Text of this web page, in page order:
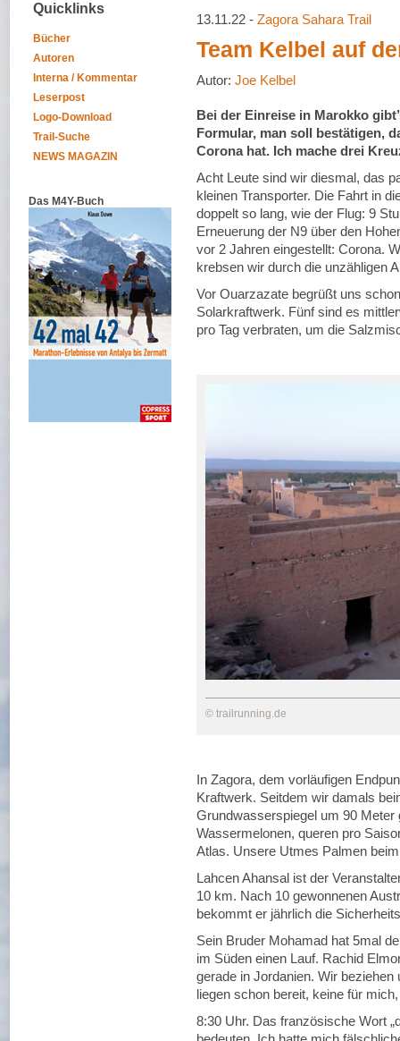
Quicklinks
Bücher
Autoren
Interna / Kommentar
Leserpost
Logo-Download
Trail-Suche
NEWS MAGAZIN
Das M4Y-Buch
13.11.22 - Zagora Sahara Trail
Team Kelbel auf
Autor: Joe Kelbel
Bei der Einreise in Marokko
Formular, man soll bestätigen,
Corona hat. Ich mache drei
Acht Leute sind wir diesmal, das
kleinen Transporter. Die Fahrt in
doppelt so lang, wie der Flug: 9
Erneuerung der N9 über den
vor 2 Jahren eingestellt: Corona.
krebsen wir durch die unzähligen
Vor Ouarzazate begrüßt uns
Solarkraftwerk. Fünf sind es
pro Tag verbraten, um die
© trailrunning.de
In Zagora, dem vorläufigen
Kraftwerk. Seitdem wir damals
Grundwasserspiegel um 90 Meter
Wassermelonen, queren pro
Atlas. Unsere Utmes Palmen
Lahcen Ahansal ist der
10 km. Nach 10 gewonnenen
bekommt er jährlich die
Sein Bruder Mohamad hat 5mal
im Süden einen Lauf. Rachid
gerade in Jordanien. Wir
liegen schon bereit, keine für
8:30 Uhr. Das französische Wort